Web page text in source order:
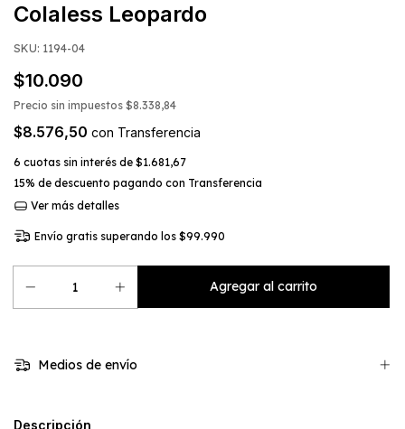
Colaless Leopardo
SKU: 1194-04
$10.090
Precio sin impuestos $8.338,84
$8.576,50 con Transferencia
6 cuotas sin interés de $1.681,67
15% de descuento pagando con Transferencia
Ver más detalles
Envío gratis superando los $99.990
Medios de envío
Descripción